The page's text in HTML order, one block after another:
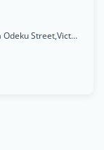
6/F South Atlantic Petroleum Towers, Adeola Odeku Street,Victoria Island